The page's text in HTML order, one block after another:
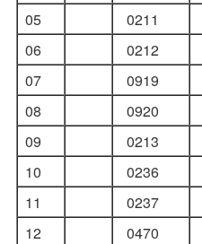
05
0211
06
0212
07
0919
08
0920
09
0213
10
0236
11
0237
12
0470